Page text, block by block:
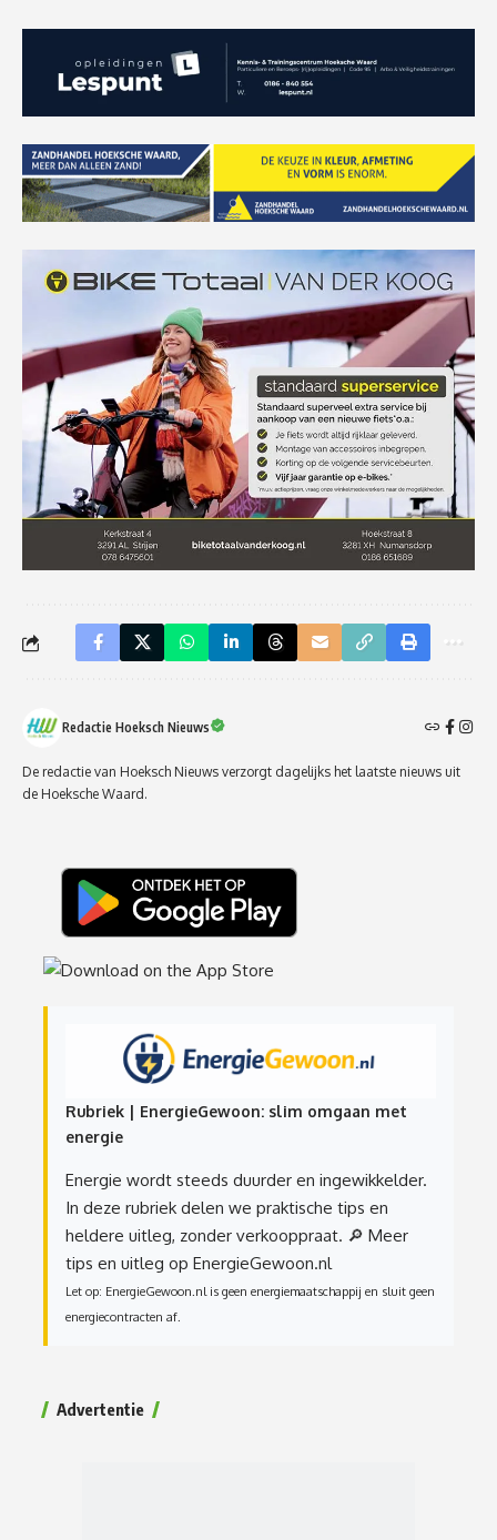
Redactie Hoeksch Nieuws
De redactie van Hoeksch Nieuws verzorgt dagelijks het laatste nieuws uit
de Hoeksche Waard.
Rubriek | EnergieGewoon: slim omgaan met
energie
Energie wordt steeds duurder en ingewikkelder.
In deze rubriek delen we praktische tips en
heldere uitleg, zonder verkooppraat. 🔎 Meer
tips en uitleg op EnergieGewoon.nl
Let op: EnergieGewoon.nl is geen energiemaatschappij en sluit geen
energiecontracten af.
Advertentie